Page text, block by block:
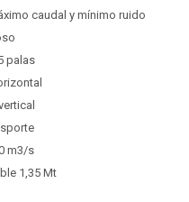
caudal y mínimo ruido
palas
m3/s
1,35 Mt